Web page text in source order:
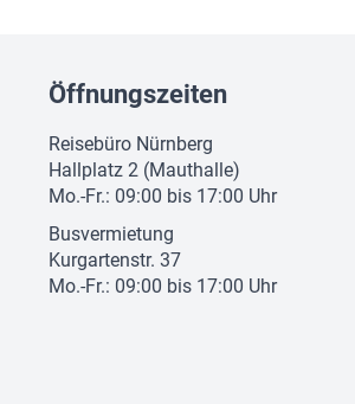
Öffnungszeiten
Reisebüro Nürnberg
Hallplatz 2 (Mauthalle)
Mo.-Fr.: 09:00 bis 17:00 Uhr
Busvermietung
Kurgartenstr. 37
Mo.-Fr.: 09:00 bis 17:00 Uhr